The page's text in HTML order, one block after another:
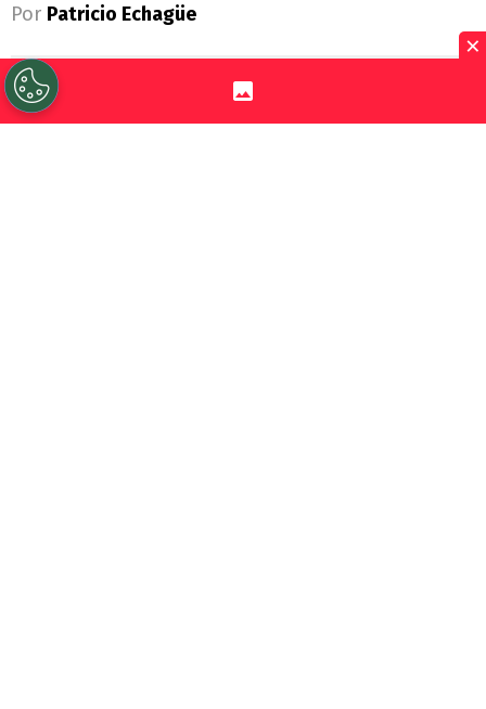
Por Patricio Echagüe
Sigue a Redgol en Google!
×